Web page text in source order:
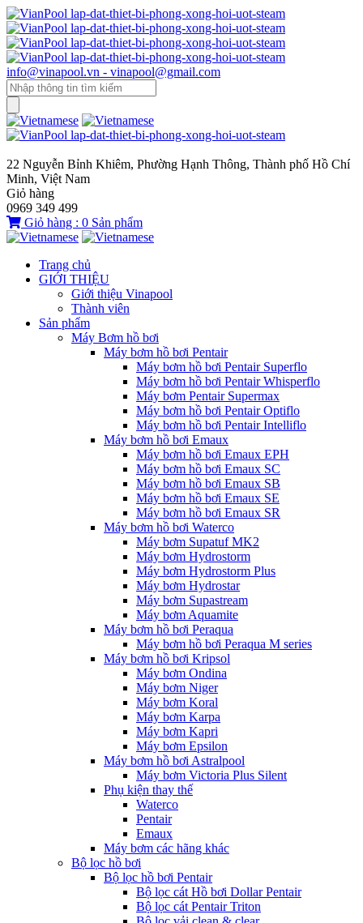
info@vinapool.vn - vinapool@gmail.com
22 Nguyễn Bỉnh Khiêm, Phường Hạnh Thông, Thành phố Hồ Chí
Minh, Việt Nam
Giỏ hàng
0969 349 499
Giỏ hàng : 0 Sản phẩm
Trang chủ
GIỚI THIỆU
Giới thiệu Vinapool
Thành viên
Sản phẩm
Máy Bơm hồ bơi
Máy bơm hồ bơi Pentair
Máy bơm hồ bơi Pentair Superflo
Máy bơm hồ bơi Pentair Whisperflo
Máy bơm Pentair Supermax
Máy bơm hồ bơi Pentair Optiflo
Máy bơm hồ bơi Pentair Intelliflo
Máy bơm hồ bơi Emaux
Máy bơm hồ bơi Emaux EPH
Máy bơm hồ bơi Emaux SC
Máy bơm hồ bơi Emaux SB
Máy bơm hồ bơi Emaux SE
Máy bơm hồ bơi Emaux SR
Máy bơm hồ bơi Waterco
Máy bơm Supatuf MK2
Máy bơm Hydrostorm
Máy bơm Hydrostorm Plus
Máy bơm Hydrostar
Máy bơm Supastream
Máy bơm Aquamite
Máy bơm hồ bơi Peraqua
Máy bơm hồ bơi Peraqua M series
Máy bơm hồ bơi Kripsol
Máy bơm Ondina
Máy bơm Niger
Máy bơm Koral
Máy bơm Karpa
Máy bơm Kapri
Máy bơm Epsilon
Máy bơm hồ bơi Astralpool
Máy bơm Victoria Plus Silent
Phụ kiện thay thế
Waterco
Pentair
Emaux
Máy bơm các hãng khác
Bộ lọc hồ bơi
Bộ lọc hồ bơi Pentair
Bộ lọc cát Hồ bơi Dollar Pentair
Bộ lọc cát Pentair Triton